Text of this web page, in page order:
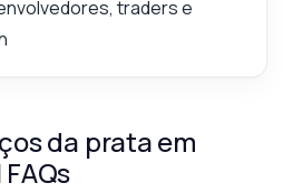
traders e
da prata em